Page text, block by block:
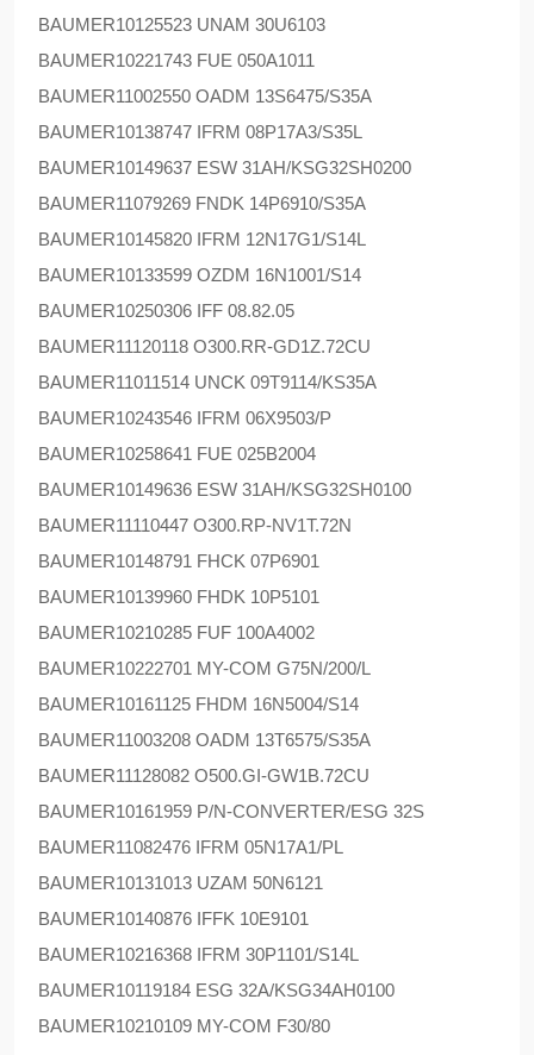
BAUMER10125523 UNAM 30U6103
BAUMER10221743 FUE 050A1011
BAUMER11002550 OADM 13S6475/S35A
BAUMER10138747 IFRM 08P17A3/S35L
BAUMER10149637 ESW 31AH/KSG32SH0200
BAUMER11079269 FNDK 14P6910/S35A
BAUMER10145820 IFRM 12N17G1/S14L
BAUMER10133599 OZDM 16N1001/S14
BAUMER10250306 IFF 08.82.05
BAUMER11120118 O300.RR-GD1Z.72CU
BAUMER11011514 UNCK 09T9114/KS35A
BAUMER10243546 IFRM 06X9503/P
BAUMER10258641 FUE 025B2004
BAUMER10149636 ESW 31AH/KSG32SH0100
BAUMER11110447 O300.RP-NV1T.72N
BAUMER10148791 FHCK 07P6901
BAUMER10139960 FHDK 10P5101
BAUMER10210285 FUF 100A4002
BAUMER10222701 MY-COM G75N/200/L
BAUMER10161125 FHDM 16N5004/S14
BAUMER11003208 OADM 13T6575/S35A
BAUMER11128082 O500.GI-GW1B.72CU
BAUMER10161959 P/N-CONVERTER/ESG 32S
BAUMER11082476 IFRM 05N17A1/PL
BAUMER10131013 UZAM 50N6121
BAUMER10140876 IFFK 10E9101
BAUMER10216368 IFRM 30P1101/S14L
BAUMER10119184 ESG 32A/KSG34AH0100
BAUMER10210109 MY-COM F30/80